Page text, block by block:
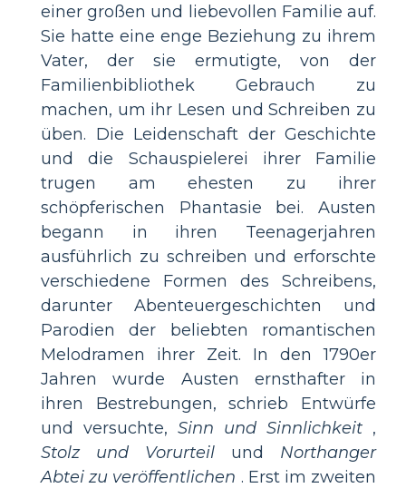
einer großen und liebevollen Familie auf.
Sie hatte eine enge Beziehung zu ihrem
Vater, der sie ermutigte, von der
Familienbibliothek Gebrauch zu
machen, um ihr Lesen und Schreiben zu
üben. Die Leidenschaft der Geschichte
und die Schauspielerei ihrer Familie
trugen am ehesten zu ihrer
schöpferischen Phantasie bei. Austen
begann in ihren Teenagerjahren
ausführlich zu schreiben und erforschte
verschiedene Formen des Schreibens,
darunter Abenteuergeschichten und
Parodien der beliebten romantischen
Melodramen ihrer Zeit. In den 1790er
Jahren wurde Austen ernsthafter in
ihren Bestrebungen, schrieb Entwürfe
und versuchte, Sinn und Sinnlichkeit ,
Stolz und Vorurteil und Northanger
Abtei zu veröffentlichen . Erst im zweiten